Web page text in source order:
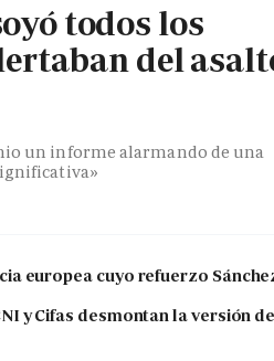
todos los
del
un informe alarmando de una
europea cuyo refuerzo
y Cifas desmontan la versión